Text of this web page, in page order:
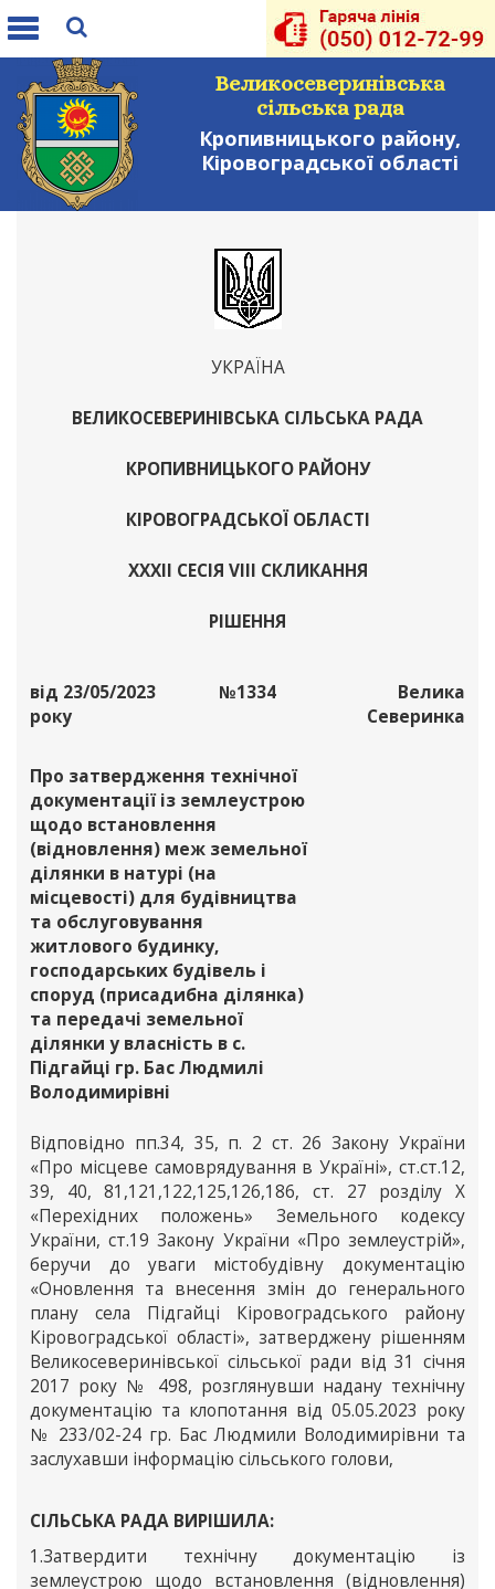
Toggle
Великосеверинівська
сільська рада
Кропивницького району,
Кіровоградської області
УКРАЇНА
ВЕЛИКОСЕВЕРИНІВСЬКА СІЛЬСЬКА РАДА
КРОПИВНИЦЬКОГО РАЙОНУ
КІРОВОГРАДСЬКОЇ ОБЛАСТІ
ХХХІІ СЕСІЯ VІІІ СКЛИКАННЯ
РІШЕННЯ
від 23/05/2023
року
№1334
Велика
Северинка
Про затвердження технічної
документації із землеустрою
щодо встановлення
(відновлення) меж земельної
ділянки в натурі (на
місцевості) для будівництва
та обслуговування
житлового будинку,
господарських будівель і
споруд (присадибна ділянка)
та передачі земельної
ділянки у власність в с.
Підгайці гр. Бас Людмилі
Володимирівні
Відповідно пп.34, 35, п. 2 ст. 26 Закону України
«Про місцеве самоврядування в Україні», ст.ст.12,
39, 40, 81,121,122,125,126,186, ст. 27 розділу Х
«Перехідних положень» Земельного кодексу
України, ст.19 Закону України «Про землеустрій»,
беручи до уваги містобудівну документацію
«Оновлення та внесення змін до генерального
плану села Підгайці Кіровоградського району
Кіровоградської області», затверджену рішенням
Великосеверинівської сільської ради від 31 січня
2017 року № 498, розглянувши надану технічну
документацію та клопотання від 05.05.2023 року
№ 233/02-24 гр. Бас Людмили Володимирівни та
заслухавши інформацію сільського голови,
СІЛЬСЬКА РАДА ВИРІШИЛА:
1.Затвердити технічну документацію із
землеустрою щодо встановлення (відновлення)